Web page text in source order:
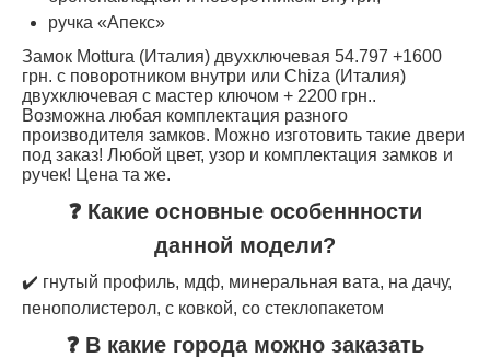
ручка «Апекс»
Замок Mottura (Италия) двухключевая 54.797 +1600
грн. с поворотником внутри или Chiza (Италия)
двухключевая с мастер ключом + 2200 грн..
Возможна любая комплектация разного
производителя замков. Можно изготовить такие двери
под заказ! Любой цвет, узор и комплектация замков и
ручек! Цена та же.
❓ Какие основные особеннности
данной модели?
✔️ гнутый профиль, мдф, минеральная вата, на дачу,
пенополистерол, с ковкой, со стеклопакетом
❓ В какие города можно заказать